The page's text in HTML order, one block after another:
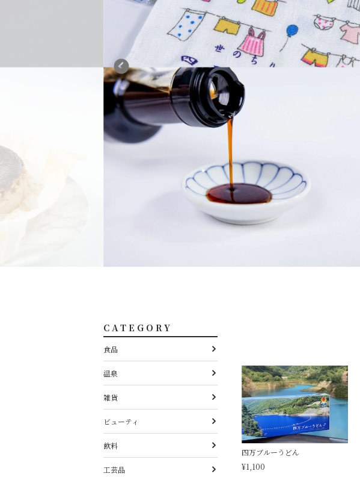
CATEGORY
食品
温泉
雑貨
ビューティ
飲料
工芸品
四万ブルーうどん
¥1,100